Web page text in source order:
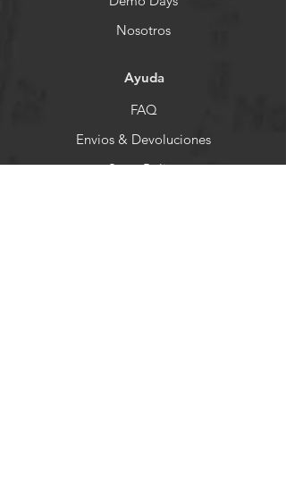
Nosotros
Ayuda
FAQ
Envios & Devoluciones
Store Policy